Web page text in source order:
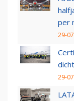
per
29-
29-